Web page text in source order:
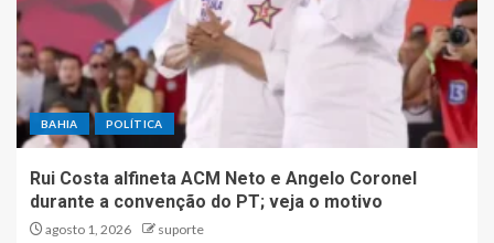
BAHIA POLÍTICA
Rui Costa alfineta ACM Neto e Angelo Coronel
durante a convenção do PT; veja o motivo
agosto 1, 2026 suporte